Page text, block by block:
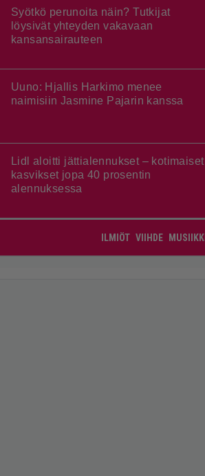
Syötkö perunoita näin? Tutkijat
löysivät yhteyden vakavaan
kansansairauteen
Uuno: Hjallis Harkimo menee
naimisiin Jasmine Pajarin kanssa
Lidl aloitti jättialennukset – kotimaiset
kasvikset jopa 40 prosentin
alennuksessa
ILMIÖT VIIHDE